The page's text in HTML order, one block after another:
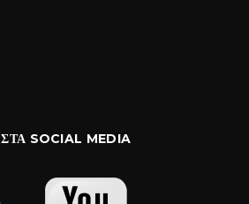
SOCIAL MEDIA